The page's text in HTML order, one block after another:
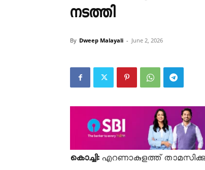
നടത്തി
By Dweep Malayali - June 2, 2026
കൊച്ചി:​എറണാകുളത്ത്